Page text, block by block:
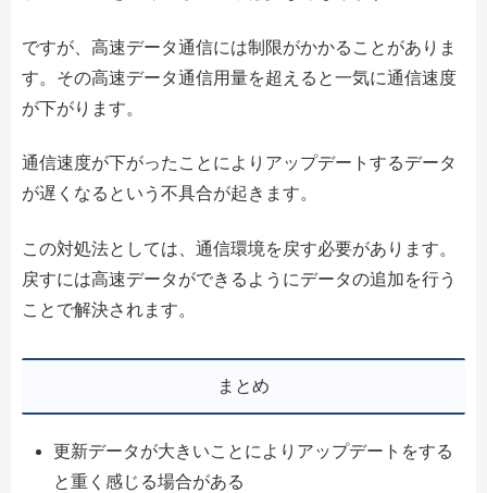
ですが、高速データ通信には制限がかかることがありま
す。その高速データ通信用量を超えると一気に通信速度
が下がります。
通信速度が下がったことによりアップデートするデータ
が遅くなるという不具合が起きます。
この対処法としては、通信環境を戻す必要があります。
戻すには高速データができるようにデータの追加を行う
ことで解決されます。
まとめ
更新データが大きいことによりアップデートをする
と重く感じる場合がある